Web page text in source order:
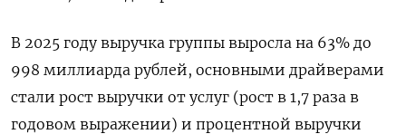
В 2025 году выручка группы выросла на 63% до
998 миллиарда рублей, основными драйверами
стали рост выручки от услуг (рост в 1,7 раза в
годовом выражении) и процентной выручки